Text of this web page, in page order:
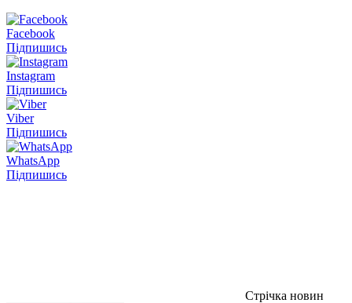
Facebook
Підпишись
Instagram
Підпишись
Viber
Підпишись
WhatsApp
Підпишись
Стрічка новин